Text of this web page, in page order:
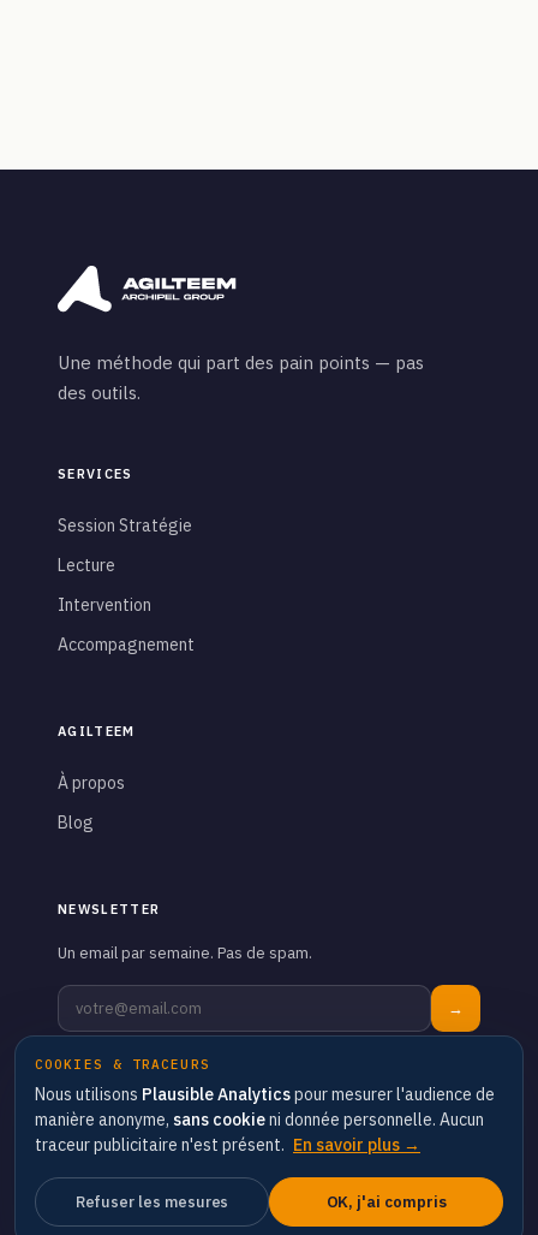
Une méthode qui part des pain points — pas
des outils.
SERVICES
Session Stratégie
Lecture
Intervention
Accompagnement
AGILTEEM
À propos
Blog
NEWSLETTER
Un email par semaine. Pas de spam.
→
© 2026 Agilteem · Tous droits réservés
Mentions légalesConfidentialité Cookies CGV
COOKIES & TRACEURS
Nous utilisons Plausible Analyticspour mesurer l'audience de
manière anonyme, sans cookieni donnée personnelle. Aucun
traceur publicitaire n'est présent. En savoir plus →
Refuser les mesures OK, j'ai compris